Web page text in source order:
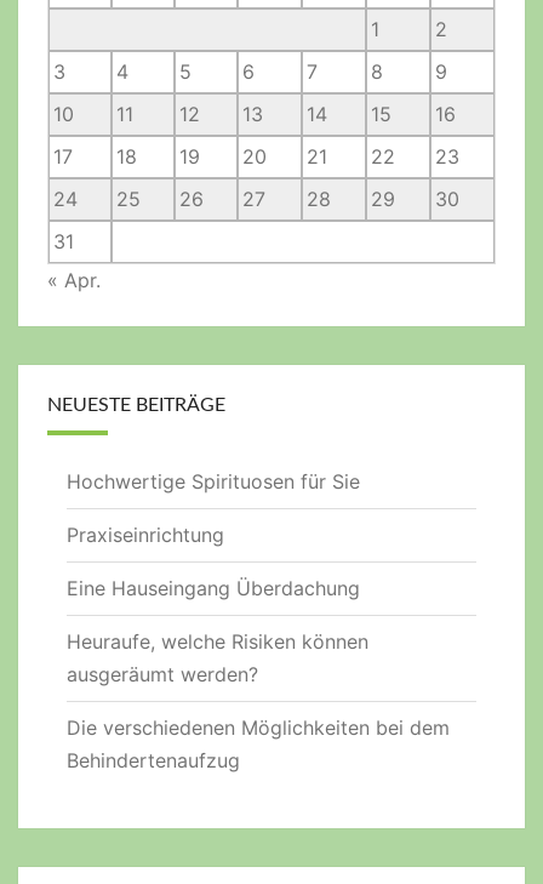
1
2
3
4 5 6 7 8
9
10
11 12 13 14 15
16
17
18 19 20 21 22
23
24
25 26 27 28 29
30
31
« Apr.
NEUESTE BEITRÄGE
Hochwertige Spirituosen für Sie
Praxiseinrichtung
Eine Hauseingang Überdachung
Heuraufe, welche Risiken können
ausgeräumt werden?
Die verschiedenen Möglichkeiten bei dem
Behindertenaufzug